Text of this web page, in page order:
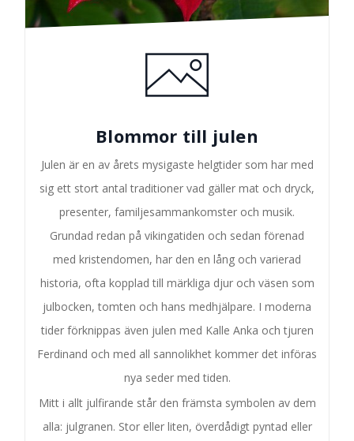
Blommor till julen
Julen är en av årets mysigaste helgtider som har med
sig ett stort antal traditioner vad gäller mat och dryck,
presenter, familjesammankomster och musik.
Grundad redan på vikingatiden och sedan förenad
med kristendomen, har den en lång och varierad
historia, ofta kopplad till märkliga djur och väsen som
julbocken, tomten och hans medhjälpare. I moderna
tider förknippas även julen med Kalle Anka och tjuren
Ferdinand och med all sannolikhet kommer det införas
nya seder med tiden.
Mitt i allt julfirande står den främsta symbolen av dem
alla: julgranen. Stor eller liten, överdådigt pyntad eller